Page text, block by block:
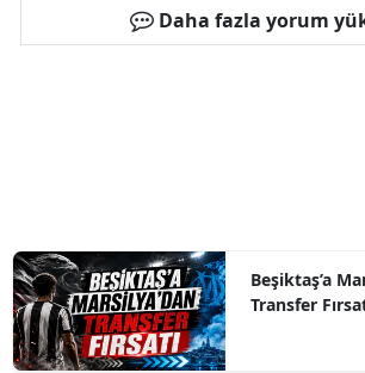
Daha fazla yorum
Beşiktaş’a
Transfer